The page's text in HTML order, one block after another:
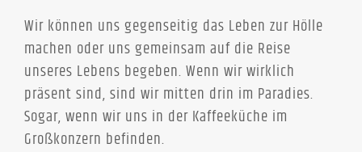
Wir können uns gegenseitig das Leben zur Hölle
machen oder uns gemeinsam auf die Reise
unseres Lebens begeben. Wenn wir wirklich
präsent sind, sind wir mitten drin im Paradies.
Sogar, wenn wir uns in der Kaffeeküche im
Großkonzern befinden.